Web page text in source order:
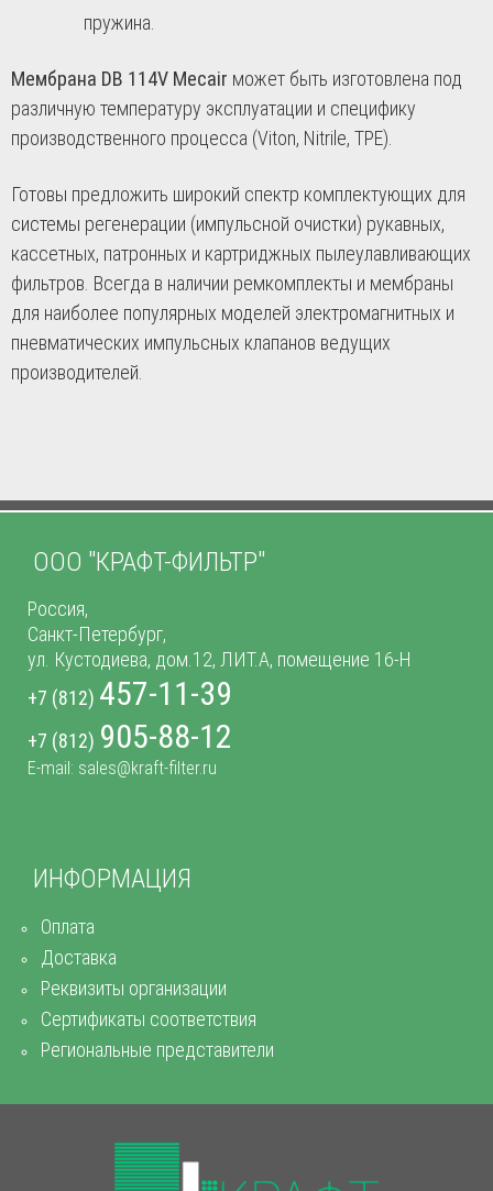
пружина.
Мембрана DB 114V Mecair может быть изготовлена под
различную температуру эксплуатации и специфику
производственного процесса (Viton, Nitrile, TPE).
Готовы предложить широкий спектр комплектующих для
системы регенерации (импульсной очистки) рукавных,
кассетных, патронных и картриджных пылеулавливающих
фильтров. Всегда в наличии ремкомплекты и мембраны
для наиболее популярных моделей электромагнитных и
пневматических импульсных клапанов ведущих
производителей.
ИНФОРМАЦИЯ
Оплата
Доставка
Реквизиты организации
Сертификаты соответствия
Региональные представители
ООО "КРАФТ-ФИЛЬТР"
Россия,
Санкт-Петербург,
ул. Кустодиева, дом.12, ЛИТ.А, помещение 16-Н
+7 (812) 457-11-39
+7 (812) 905-88-12
E-mail: sales@kraft-filter.ru